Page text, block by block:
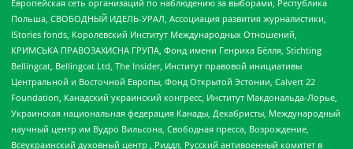
Европейская сеть организаций по наблюдению за выборами, Республика
Польша, СВОБОДНЫЙ ИДЕЛЬ-УРАЛ, Ассоциация развития журналистики,
IStories fonds, Королевский Институт Международных Отношений,
КРИМСЬКА ПРАВОЗАХИСНА ГРУПА, Фонд имени Генриха Бёлля, Stichting
Bellingcat, Bellingcat Ltd, The Insider, Институт правовой инициативы
Центральной и Восточной Европы, Фонд Открытой Эстонии, Calvert 22
Foundation, Канадский украинский конгресс, Институт Макдональда-Лорье,
Украинская национальная федерация Канады, Декабристы, Международный
научный центр им Вудро Вильсона, Свободная пресса, Возрождение,
Всеукраинский духовный центр , Риддл, Русский антивоенный комитет в